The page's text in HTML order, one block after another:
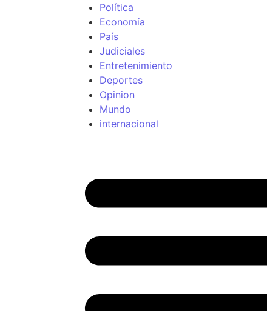
Política
Economía
País
Judiciales
Entretenimiento
Deportes
Opinion
Mundo
internacional